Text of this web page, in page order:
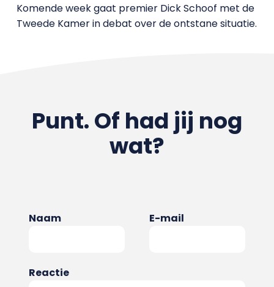
Komende week gaat premier Dick Schoof met de
Tweede Kamer in debat over de ontstane situatie.
Punt. Of had jij nog
wat?
Naam E-mail
Reactie